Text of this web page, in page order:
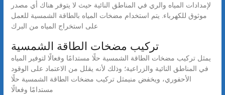
لإمدادات المياه والري في المناطق النائية حيث لا يتوفر هناك أي مصدر
موثوق للكهرباء. يتم استخدام مضخات المياه بالطاقة الشمسية للعمل
على استخراج المياه من البرك
تركيب مضخات الطاقة الشمسية
يمثل تركيب مضخات الطاقة الشمسية حلًا مستدامًا وفعالًا لتوفير المياه
في المناطق النائية والزراعية؛ وذلك لأنه يقلل من الاعتماد على الوقود
الأحفوري، ويخفض منيمثل تركيب مضخات الطاقة الشمسية حلًا
مستدامًا وفعالًا